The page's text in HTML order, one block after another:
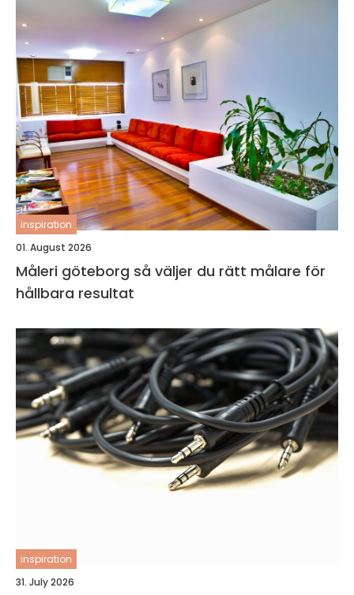
inspiration
01. August 2026
Måleri göteborg så väljer du rätt målare för
hållbara resultat
inspiration
31. July 2026